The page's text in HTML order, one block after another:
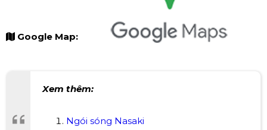
Google Map:
Xem thêm:
Ngói sóng Nasaki